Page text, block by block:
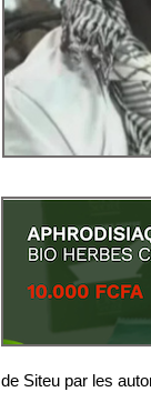
de Siteu par les